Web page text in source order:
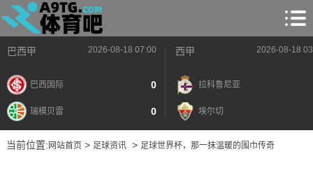
巴西甲 2026-08-18 07:00
巴西国际 0
瑞模贝雷 0
西甲 2026-08-18
拉科鲁尼亚
埃尔切
当前位置: 网站首页> 足球资讯> 足球世界杯，那一抹温暖的围巾传奇